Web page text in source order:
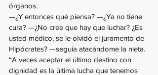
órganos.
—¿Y entonces qué piensa? —¿Ya no tiene
cura? —¿No cree que hay que luchar? ¿Es
usted médico, se le olvidó el juramento de
Hipócrates? —seguía atacándome la nieta.
“A veces aceptar el último destino con
dignidad es la última lucha que tenemos